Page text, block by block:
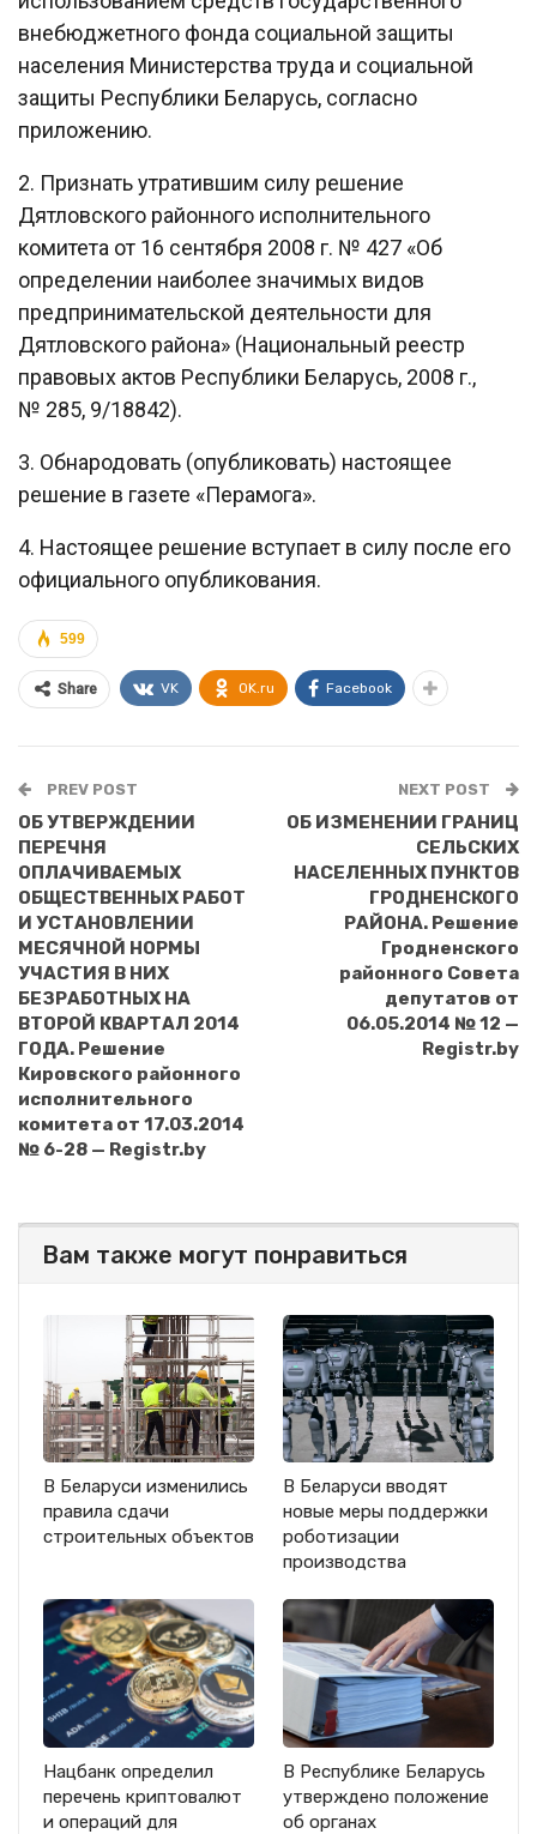
внебюджетного фонда социальной защиты
населения Министерства труда и социальной
защиты Республики Беларусь, согласно
приложению.
2. Признать утратившим силу решение
Дятловского районного исполнительного
комитета от 16 сентября 2008 г. № 427 «Об
определении наиболее значимых видов
предпринимательской деятельности для
Дятловского района» (Национальный реестр
правовых актов Республики Беларусь, 2008 г.,
№ 285, 9/18842).
3. Обнародовать (опубликовать) настоящее
решение в газете «Перамога».
4. Настоящее решение вступает в силу после его
официального опубликования.
599
Share VK OK.ru Facebook
PREV POST
ОБ УТВЕРЖДЕНИИ
ПЕРЕЧНЯ
ОПЛАЧИВАЕМЫХ
ОБЩЕСТВЕННЫХ РАБОТ
И УСТАНОВЛЕНИИ
МЕСЯЧНОЙ НОРМЫ
УЧАСТИЯ В НИХ
БЕЗРАБОТНЫХ НА
ВТОРОЙ КВАРТАЛ 2014
ГОДА. Решение
Кировского районного
исполнительного
комитета от 17.03.2014
№ 6-28 — Registr.by
NEXT POST
ОБ ИЗМЕНЕНИИ ГРАНИЦ
СЕЛЬСКИХ
НАСЕЛЕННЫХ ПУНКТОВ
ГРОДНЕНСКОГО
РАЙОНА. Решение
Гродненского
районного Совета
депутатов от
06.05.2014 № 12 —
Registr.by
Вам также могут понравиться
В Беларуси изменились
правила сдачи
строительных объектов
В Беларуси вводят
новые меры поддержки
роботизации
производства
Нацбанк определил
перечень криптовалют
и операций для
В Республике Беларусь
утверждено положение
об органах